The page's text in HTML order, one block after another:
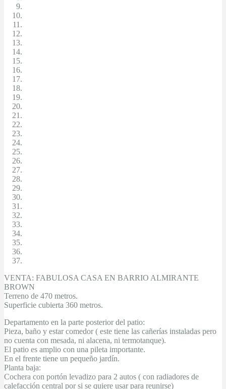
VENTA: FABULOSA CASA EN BARRIO ALMIRANTE
BROWN
Terreno de 470 metros.
Superficie cubierta 360 metros.
Departamento en la parte posterior del patio:
Pieza, baño y estar comedor ( este tiene las cañerías instaladas pero
no cuenta con mesada, ni alacena, ni termotanque).
El patio es amplio con una pileta importante.
En el frente tiene un pequeño jardín.
Planta baja:
Cochera con portón levadizo para 2 autos ( con radiadores de
calefacción central por si se quiere usar para reunirse)